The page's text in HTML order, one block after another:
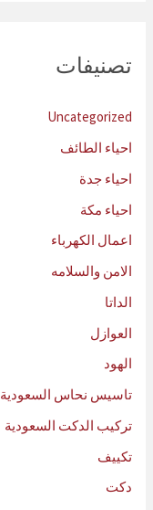
تصنيفات
Uncategorized
احياء الطائف
احياء جدة
احياء مكة
اعمال الكهرباء
الامن والسلامه
الداتا
العوازل
الهود
تاسيس نحاس السعودية
تركيب الدكت السعودية
تكييف
دكت